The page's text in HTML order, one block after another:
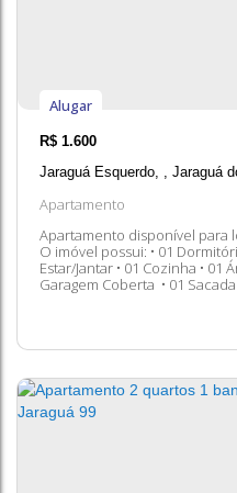
Apartamento
R$ 1.600
Jaraguá Esquerdo
Jaraguá
Apartamento disponível para
O imóvel possui: • 01 Dormitório • 01 Banheiro • 01 Sala de
Estar/Jantar • 01 Cozinha • 01
Garagem Coberta • 01 Sacada Taxas Adicionais: • IPTU • Seguro
informações, ficaremos
Alugar